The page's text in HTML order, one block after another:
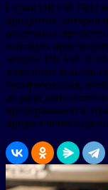
Серия DRAM PRO
продуктов, которая
различных
высокую
модули DRAM
дополнительными
сульфирования,
до ряда
придерживается
предоставляя